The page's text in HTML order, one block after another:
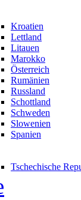
Kroatien
Lettland
Litauen
Marokko
Österreich
Rumänien
Russland
Schottland
Schweden
Slowenien
Spanien
Tschechische